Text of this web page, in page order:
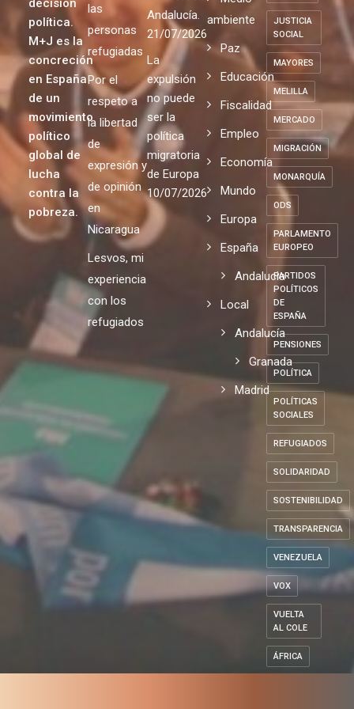
mundo es
una
decisión
política.
M+J es la
concreción
en España
de un
movimiento
político
global de
lucha
contra la
Justa de
acogida a
las
personas
refugiadas
respeto a
la libertad
de
expresión y
de opinión
en
Nicaragua
Lesvos, mi
experiencia
refugiados
de
gobierno
PP-VOX en
Andalucía.
21/07/2026
La
expulsión
no puede
ser la
política
migratoria
de Europa
10/07/2026
global
Medio
ambiente
Paz
Educación
Fiscalidad
Empleo
Economía
Mundo
Europa
España
Andalucia
Local
Andalucía
Granada
IGLESIA
INFANCIA
JUSTICIA
SOCIAL
MAYORES
MELILLA
MERCADO
MIGRACIÓN
MONARQUÍA
ODS
PARLAMENTO
EUROPEO
PARTIDOS
POLÍTICOS
DE
ESPAÑA
PENSIONES
POLÍTICA
POLÍTICAS
SOCIALES
REFUGIADOS
SOLIDARIDAD
SOSTENIBILIDAD
TRANSPARENCIA
VENEZUELA
VOX
VUELTA